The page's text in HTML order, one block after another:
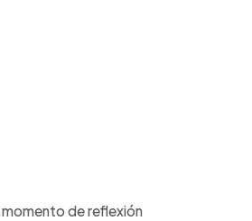
de reflexión